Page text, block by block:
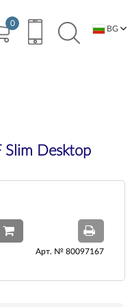
0
BG
Slim Desktop
Арт. № 80097167